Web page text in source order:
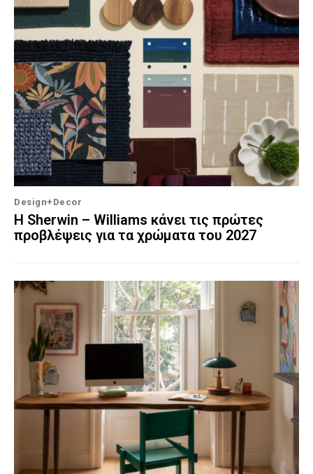
Design+Decor
Η Sherwin – Williams κάνει τις πρώτες
προβλέψεις για τα χρώματα του 2027